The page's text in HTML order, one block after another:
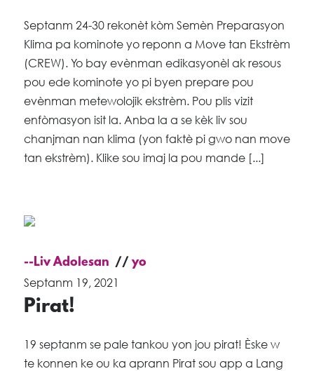
Septanm 24-30 rekonèt kòm Semèn Preparasyon
Klima pa kominote yo reponn a Move tan Ekstrèm
(CREW). Yo bay evènman edikasyonèl ak resous
pou ede kominote yo pi byen prepare pou
evènman metewolojik ekstrèm. Pou plis vizit
enfòmasyon isit la. Anba la a se kèk liv sou
chanjman nan klima (yon faktè pi gwo nan move
tan ekstrèm). Klike sou imaj la pou mande [...]
--Liv Adolesan
yo
Septanm 19, 2021
Pirat!
19 septanm se pale tankou yon jou pirat! Èske w
te konnen ke ou ka aprann Pirat sou app a Lang